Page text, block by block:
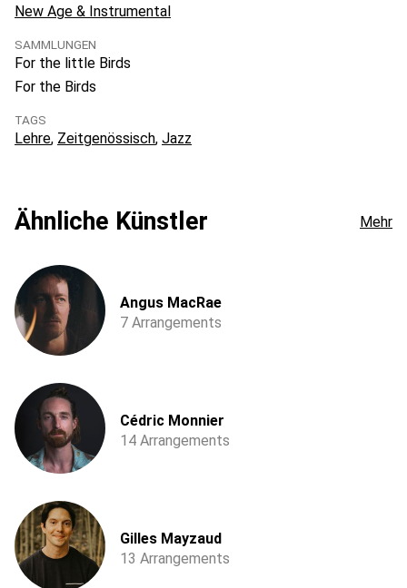
New Age & Instrumental
SAMMLUNGEN
For the little Birds
For the Birds
TAGS
Lehre Zeitgenössisch Jazz
Ähnliche Künstler Mehr
Angus MacRae
7 Arrangements
Cédric Monnier
14 Arrangements
Gilles Mayzaud
13 Arrangements